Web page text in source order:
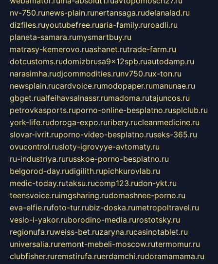
nv-750.runews-plain.runertansaga.rudelanalad.ru
dizfiles.ruyoutubefree.ruaria-family.ruroadli.ru
planeta-samara.rumysmartbuy.ru
matrasy-kemerovo.ruashanet.rutrade-farm.ru
dotcustoms.rudomizbrusa9x12spb.ruautodamp.ru
narasimha.rudjcommodities.runv750.rux-ton.ru
newsplain.rucardvoice.rumodopaper.rumanunae.ru
gbget.rualfeihavsalnassr.rumadoma.rutajuncos.ru
petrovkasports.ruporno-online-besplatno.rusplclub.ru
york-life.rudoroga-expo.ruribery.rucleanmedicine.ru
slovar-ivrit.ruporno-video-besplatno.ruseks-365.ru
ovucontrol.rusloty-igrovyye-avtomaty.ru
ru-industriya.rurusskoe-porno-besplatno.ru
belgorod-day.rudigilith.rupichkurovlab.ru
medic-today.rutaksu.rucomp123.rudon-ykt.ru
teensvoice.ruimgsharing.rudomashnee-porno.ru
eva-elfie.rufoto-tur.rubiz-doska.rumetropoltravel.ru
veslo-i-yakor.ruborodino-media.rurostotsky.ru
regionufa.ruweiss-bet.ruzaryna.rucasinotablet.ru
universalia.ruremont-mebeli-moscow.rutermomur.ru
clubfisher.ruremstirufa.ruerdamchi.rudoramamama.ru